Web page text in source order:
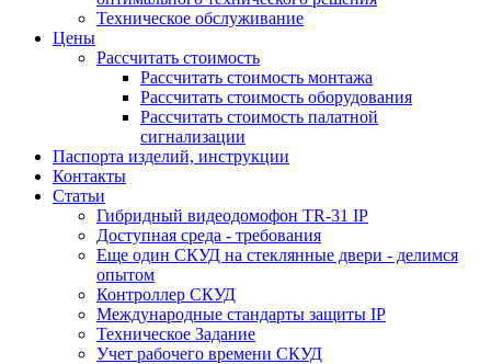
Техническое обслуживание
Цены
Рассчитать стоимость
Рассчитать стоимость монтажа
Рассчитать стоимость оборудования
Рассчитать стоимость палатной
сигнализации
Паспорта изделий, инструкции
Контакты
Статьи
Гибридный видеодомофон TR-31 IP
Доступная среда - требования
Еще один СКУД на стеклянные двери - делимся
опытом
Контроллер СКУД
Международные стандарты защиты IP
Техническое Задание
Учет рабочего времени СКУД